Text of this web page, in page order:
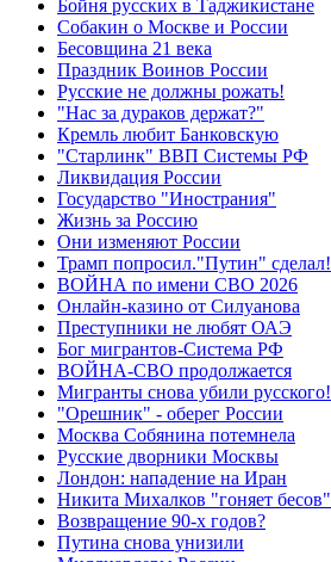
Бойня русских в Таджикистане
Собакин о Москве и России
Бесовщина 21 века
Праздник Воинов России
Русские не должны рожать!
"Нас за дураков держат?"
Кремль любит Банковскую
"Старлинк" ВВП Системы РФ
Ликвидация России
Государство "Инострания"
Жизнь за Россию
Они изменяют России
Трамп попросил."Путин" сделал!
ВОЙНА по имени СВО 2026
Онлайн-казино от Силуанова
Преступники не любят ОАЭ
Бог мигрантов-Система РФ
ВОЙНА-СВО продолжается
Мигранты снова убили русского!
"Орешник" - оберег России
Москва Собянина потемнела
Русские дворники Москвы
Лондон: нападение на Иран
Никита Михалков "гоняет бесов"
Возвращение 90-х годов?
Путина снова унизили